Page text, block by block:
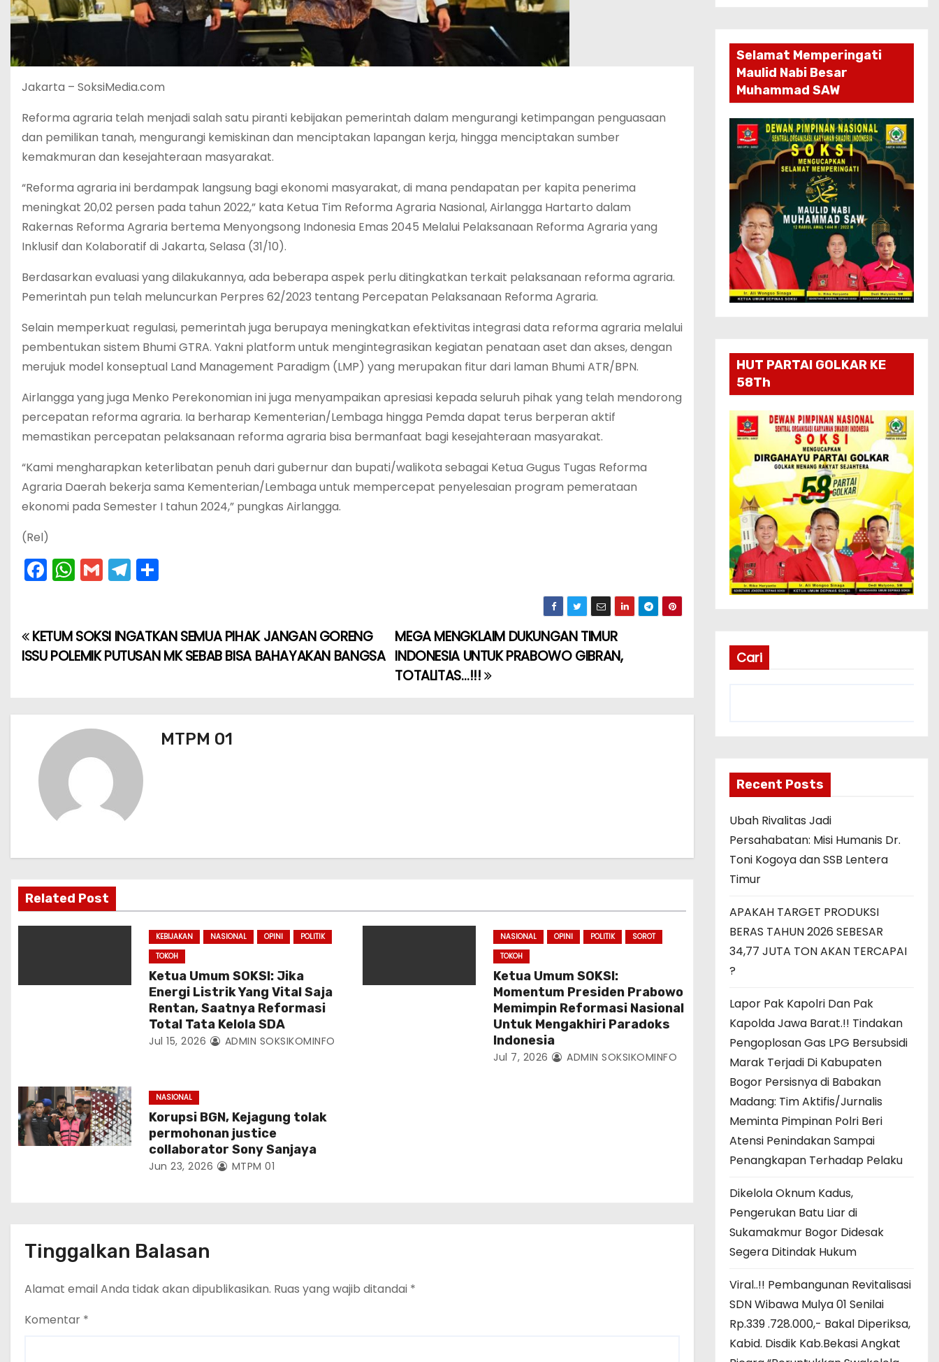
Jakarta – SoksiMedia.com
Reforma agraria telah menjadi salah satu piranti kebijakan pemerintah dalam mengurangi ketimpangan penguasaan
dan pemilikan tanah, mengurangi kemiskinan dan menciptakan lapangan kerja, hingga menciptakan sumber
kemakmuran dan kesejahteraan masyarakat.
“Reforma agraria ini berdampak langsung bagi ekonomi masyarakat, di mana pendapatan per kapita penerima
meningkat 20,02 persen pada tahun 2022,” kata Ketua Tim Reforma Agraria Nasional, Airlangga Hartarto dalam
Rakernas Reforma Agraria bertema Menyongsong Indonesia Emas 2045 Melalui Pelaksanaan Reforma Agraria yang
Inklusif dan Kolaboratif di Jakarta, Selasa (31/10).
Berdasarkan evaluasi yang dilakukannya, ada beberapa aspek perlu ditingkatkan terkait pelaksanaan reforma agraria.
Pemerintah pun telah meluncurkan Perpres 62/2023 tentang Percepatan Pelaksanaan Reforma Agraria.
Selain memperkuat regulasi, pemerintah juga berupaya meningkatkan efektivitas integrasi data reforma agraria melalui
pembentukan sistem Bhumi GTRA. Yakni platform untuk mengintegrasikan kegiatan penataan aset dan akses, dengan
merujuk model konseptual Land Management Paradigm (LMP) yang merupakan fitur dari laman Bhumi ATR/BPN.
Airlangga yang juga Menko Perekonomian ini juga menyampaikan apresiasi kepada seluruh pihak yang telah mendorong
percepatan reforma agraria. Ia berharap Kementerian/Lembaga hingga Pemda dapat terus berperan aktif
memastikan percepatan pelaksanaan reforma agraria bisa bermanfaat bagi kesejahteraan masyarakat.
“Kami mengharapkan keterlibatan penuh dari gubernur dan bupati/walikota sebagai Ketua Gugus Tugas Reforma
Agraria Daerah bekerja sama Kementerian/Lembaga untuk mempercepat penyelesaian program pemerataan
ekonomi pada Semester I tahun 2024,” pungkas Airlangga.
(Rel)
F
a
e
b
W
h
ts
A
G
m
l
T
el
gr
a
e
N
o
MEGA MENGKLAIM DUKUNGAN TIMUR
INDONESIA UNTUK PRABOWO GIBRAN,
TOTALITAS…!!!
KETUM SOKSI INGATKAN SEMUA PIHAK JANGAN GORENG
ISSU POLEMIK PUTUSAN MK SEBAB BISA BAHAYAKAN BANGSA
MTPM 01
Related Post
KEBIJAKAN NASIONAL OPINI
POLITIK
TOKOH
Ketua Umum SOKSI: Jika
Energi Listrik Yang Vital Saja
Rentan, Saatnya Reformasi
Total Tata Kelola SDA
Jul 15, 2026 ADMIN SOKSIKOMINFO
NASIONAL OPINI POLITIK
SOROT
TOKOH
Ketua Umum SOKSI:
Momentum Presiden Prabowo
Memimpin Reformasi Nasional
Untuk Mengakhiri Paradoks
Indonesia
Jul 7, 2026 ADMIN SOKSIKOMINFO
NASIONAL
Korupsi BGN, Kejagung tolak
permohonan justice
collaborator Sony Sanjaya
Jun 23, 2026 MTPM 01
Tinggalkan Balasan
Alamat email Anda tidak akan dipublikasikan. Ruas yang wajib ditandai *
Komentar *
Selamat Memperingati
Maulid Nabi Besar
Muhammad SAW
HUT PARTAI GOLKAR KE
58Th
Cari
Recent Posts
Ubah Rivalitas Jadi
Persahabatan: Misi Humanis Dr.
Toni Kogoya dan SSB Lentera
Timur
APAKAH TARGET PRODUKSI
BERAS TAHUN 2026 SEBESAR
34,77 JUTA TON AKAN TERCAPAI
?
Lapor Pak Kapolri Dan Pak
Kapolda Jawa Barat.!! Tindakan
Pengoplosan Gas LPG Bersubsidi
Marak Terjadi Di Kabupaten
Bogor Persisnya di Babakan
Madang: Tim Aktifis/Jurnalis
Meminta Pimpinan Polri Beri
Atensi Penindakan Sampai
Penangkapan Terhadap Pelaku
Dikelola Oknum Kadus,
Pengerukan Batu Liar di
Sukamakmur Bogor Didesak
Segera Ditindak Hukum
Viral..!! Pembangunan Revitalisasi
SDN Wibawa Mulya 01 Senilai
Rp.339 .728.000,- Bakal Diperiksa,
Kabid. Disdik Kab.Bekasi Angkat